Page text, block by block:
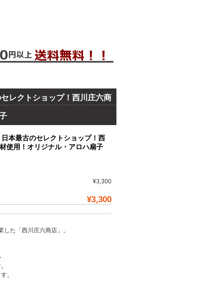
レクトショップ！西川庄六商
最古のセレクトショップ！西
使用！オリジナル・アロハ扇子
¥3,300
¥3,300
た「西川庄六商店」。
。